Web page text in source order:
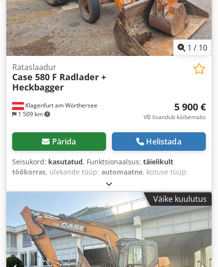
1 / 10
Klagenfurt am Wörthersee
1 509 km
Rataslaadur
Case 580 F Radlader +
Heckbagger
5 900 €
VB lisandub käibemaks
Pärida Helistada
Seisukord: kasutatud, Funktsionaalsus: täielikult
töökorras, ülekande tüüp: automaatne, kütuse tüüp:
, telje konfiguratsioon:
registreerimine:10/1977, Ehitusaasta:1977, Varustus:
Väike kuulutus